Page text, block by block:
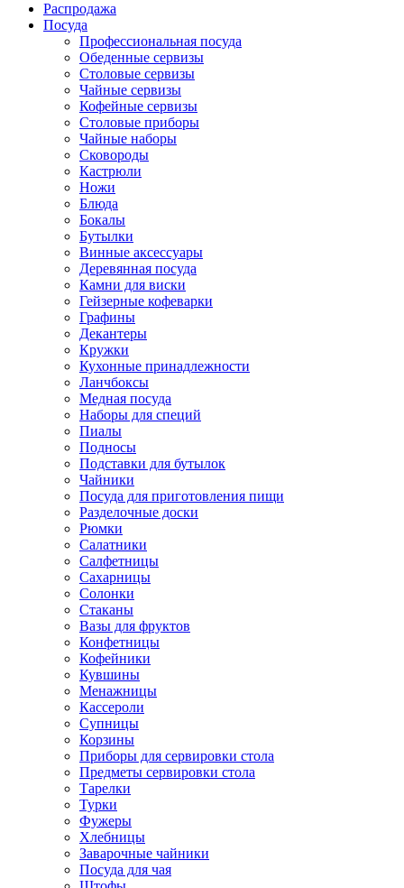
Распродажа
Посуда
Профессиональная посуда
Обеденные сервизы
Столовые сервизы
Чайные сервизы
Кофейные сервизы
Столовые приборы
Чайные наборы
Сковороды
Кастрюли
Ножи
Блюда
Бокалы
Бутылки
Винные аксессуары
Деревянная посуда
Камни для виски
Гейзерные кофеварки
Графины
Декантеры
Кружки
Кухонные принадлежности
Ланчбоксы
Медная посуда
Наборы для специй
Пиалы
Подносы
Подставки для бутылок
Чайники
Посуда для приготовления пищи
Разделочные доски
Рюмки
Салатники
Салфетницы
Сахарницы
Солонки
Стаканы
Вазы для фруктов
Конфетницы
Кофейники
Кувшины
Менажницы
Кассероли
Супницы
Корзины
Приборы для сервировки стола
Предметы сервировки стола
Тарелки
Турки
Фужеры
Хлебницы
Заварочные чайники
Посуда для чая